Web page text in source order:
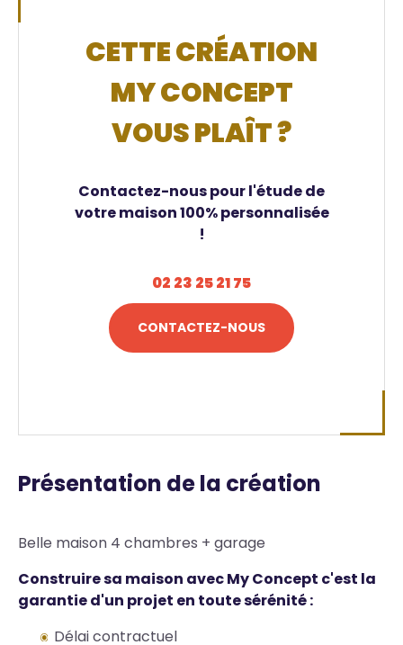
CETTE CRÉATION
MY CONCEPT
VOUS PLAÎT ?
Contactez-nous pour l'étude de
votre maison 100% personnalisée
!
02 23 25 21 75
CONTACTEZ-NOUS
Présentation de la création
Belle maison 4 chambres + garage
Construire sa maison avec My Concept c'est la
garantie d'un projet en toute sérénité :
Délai contractuel